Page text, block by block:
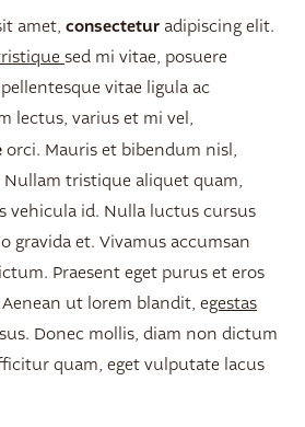
amet, consectetur adipiscing elit.
sed mi vitae, posuere
vitae ligula ac
lectus, varius et mi vel,
orci. Mauris et bibendum nisl,
Nullam tristique aliquet quam,
vehicula id. Nulla luctus cursus
gravida et. Vivamus accumsan
Praesent eget purus et eros
ut lorem blandit, egestas
Donec mollis, diam non dictum
quam, eget vulputate lacus